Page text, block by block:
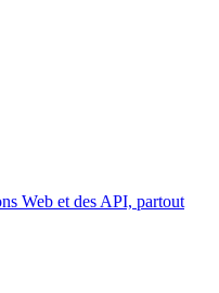
Web et des API, partout